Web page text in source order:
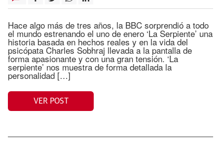
Hace algo más de tres años, la BBC sorprendió a todo
el mundo estrenando el uno de enero ‘La Serpiente’ una
historia basada en hechos reales y en la vida del
psicópata Charles Sobhraj llevada a la pantalla de
forma apasionante y con una gran tensión. ‘La
serpiente’ nos muestra de forma detallada la
personalidad […]
VER POST